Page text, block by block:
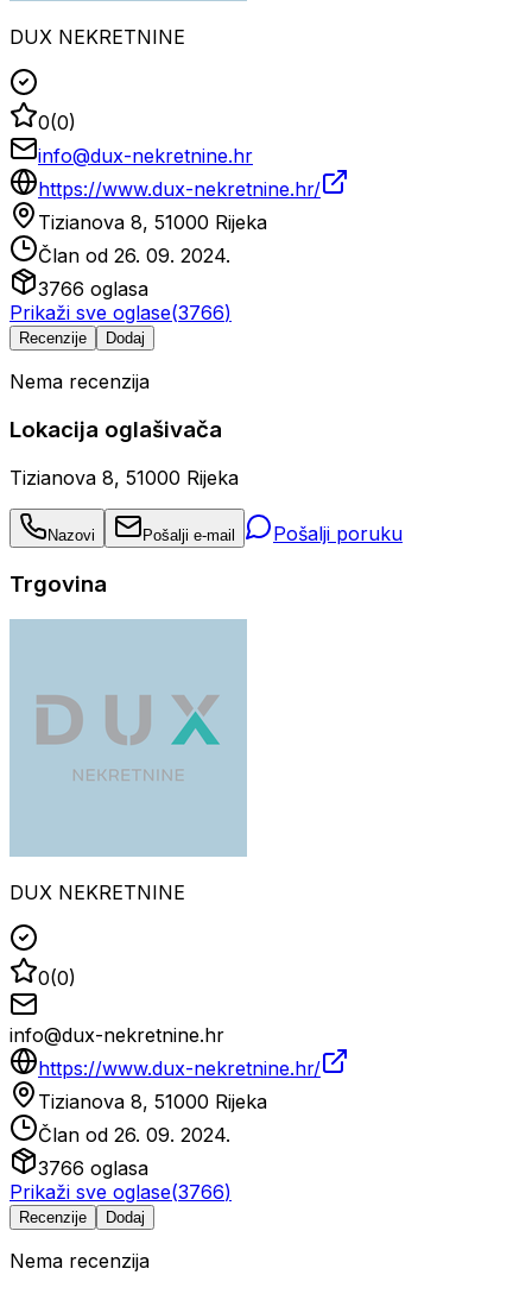
DUX NEKRETNINE
0(0)
info@dux-nekretnine.hr
https://www.dux-nekretnine.hr/
Tizianova 8, 51000 Rijeka
Član od 26. 09. 2024.
3766 oglasa
Prikaži sve oglase(3766)
Recenzije Dodaj
Nema recenzija
Lokacija oglašivača
Tizianova 8, 51000 Rijeka
Nazovi Pošalji e-mail Pošalji poruku
Trgovina
DUX NEKRETNINE
0(0)
info@dux-nekretnine.hr
https://www.dux-nekretnine.hr/
Tizianova 8, 51000 Rijeka
Član od 26. 09. 2024.
3766 oglasa
Prikaži sve oglase(3766)
Recenzije Dodaj
Nema recenzija